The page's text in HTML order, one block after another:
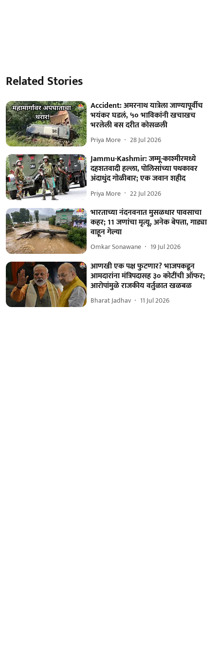
Related Stories
Accident: अमरनाथ यात्रेला जाण्यापूर्वीच
भयंकर घडलं, ५० भाविकांनी खचाखच
भरलेली बस दरीत कोसळली
Priya More 28 Jul 2026
Jammu-Kashmir: जम्मू-काश्मीरमध्ये
दहशतवादी हल्ला, पोलिसांच्या पथकावर
अंदाधुंद गोळीबार; एक जवान शहीद
Priya More 22 Jul 2026
भारताच्या नंदनवनात मुसळधार पावसाचा
कहर; 11 जणांचा मृत्यू, अनेक बेपत्ता, गाड्या
वाहून गेल्या
Omkar Sonawane 19 Jul 2026
आणखी एक पक्ष फुटणार? भाजपकडून
आमदारांना मंत्रिपदासह ३० कोटींची ऑफर;
आरोपांमुळे राजकीय वर्तुळात खळबळ
Bharat Jadhav 11 Jul 2026